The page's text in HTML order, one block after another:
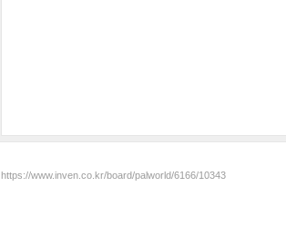
https://www.inven.co.kr/board/palworld/6166/10343